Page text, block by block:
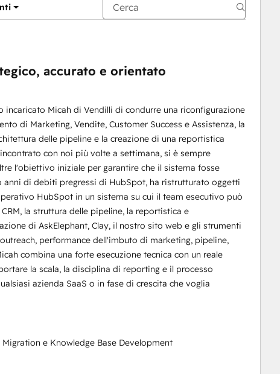
accurato e orientato
Micah di Vendilli di condurre una riconfigurazione
di Marketing, Vendite, Customer Success e Assistenza, la
delle pipeline e la creazione di una reportistica
con noi più volte a settimana, si è sempre
l'obiettivo iniziale per garantire che il sistema fosse
di debiti pregressi di HubSpot, ha ristrutturato oggetti
HubSpot in un sistema su cui il team esecutivo può
la struttura delle pipeline, la reportistica e
di AskElephant, Clay, il nostro sito web e gli strumenti
performance dell'imbuto di marketing, pipeline,
combina una forte esecuzione tecnica con un reale
la scala, la disciplina di reporting e il processo
azienda SaaS o in fase di crescita che voglia
e Knowledge Base Development